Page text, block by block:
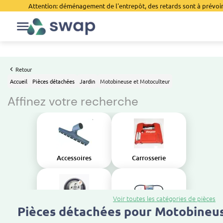
Attention: déménagement de l'entrepôt, des retards sont à
Retour
Accueil
Pièces détachées Jardin Motobineuse et Motoculteur
Affinez votre recherche
Accessoires Carrosserie
Moteur Transmission
Voir toutes les catégories de pièces
Pièces détachées pour